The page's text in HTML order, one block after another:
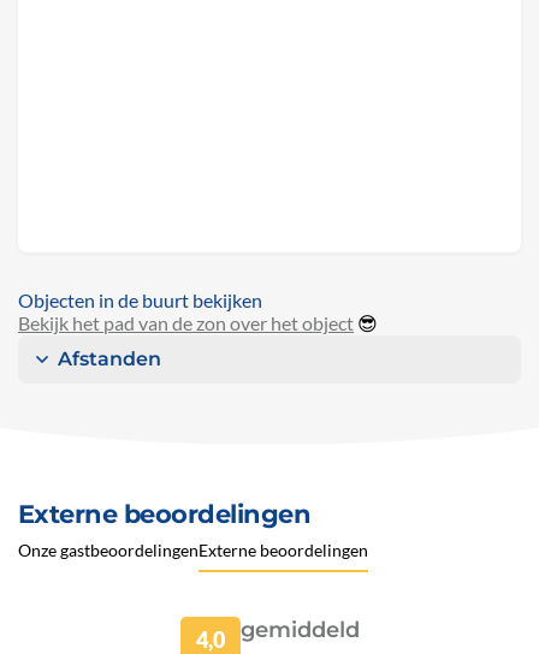
Objecten in de buurt bekijken
Bekijk het pad van de zon over het object 😎
Afstanden
Externe beoordelingen
Onze gastbeoordelingenExterne beoordelingen
4,0 gemiddeld